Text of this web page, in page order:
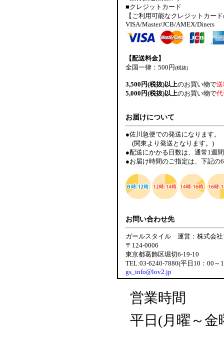
■クレジットカード
【ご利用可能なクレジットカー
VISA/Master/JCB/AMEX/Diners
【配送料金】
全国一律：500円(税抜)
3,500円(税抜)以上のお買い物で
5,000円(税抜)以上のお買い物で
お届けについて
●佐川急便での発送になります。
(関東より発送となります。)
●配送にかかる日数は、通常1週
●お届け時間のご指定は、下記の
お問い合わせ先
ガールスタイル 運営：株式会社
〒124-0006
東京都葛飾区堀切6-19-10
TEL:03-6240-7880(平日10：00～
gs_info@lov2.jp
営業時間
平日(月曜～金